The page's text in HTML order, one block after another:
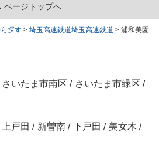
ページトップへ
探す > 埼玉高速鉄道埼玉高速鉄道 > 浦和美園
さいたま市南区 / さいたま市緑区 /
上戸田 / 新曽南 / 下戸田 / 美女木 /